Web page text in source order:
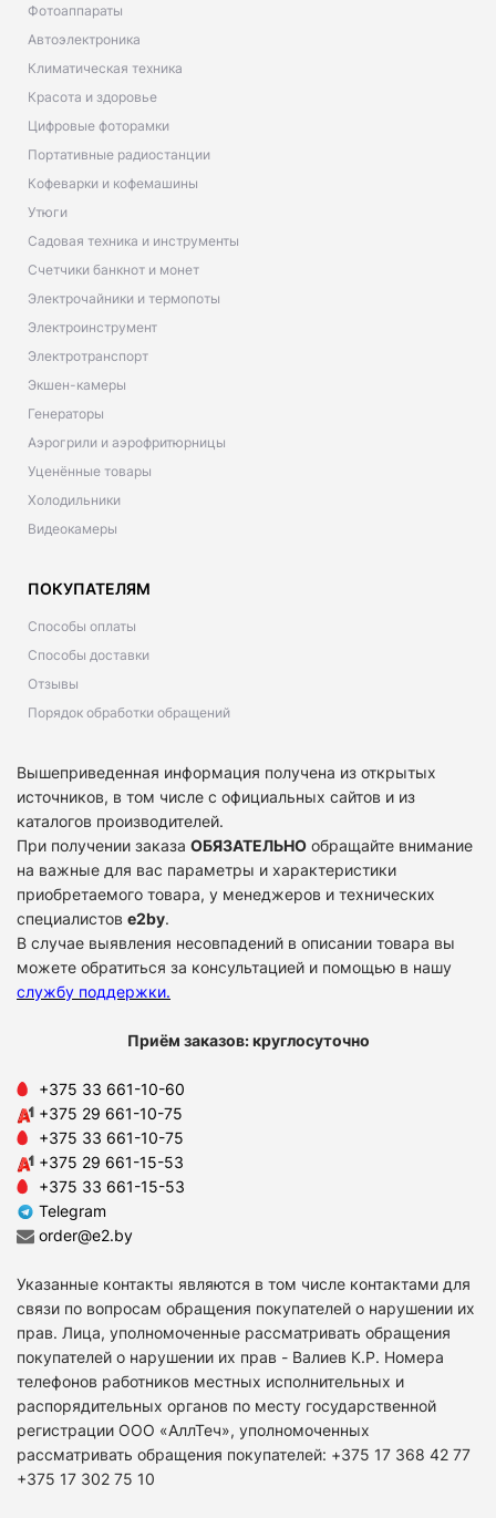
Фотоаппараты
Автоэлектроника
Климатическая техника
Красота и здоровье
Цифровые фоторамки
Портативные радиостанции
Кофеварки и кофемашины
Утюги
Садовая техника и инструменты
Счетчики банкнот и монет
Электрочайники и термопоты
Электроинструмент
Электротранспорт
Экшен-камеры
Генераторы
Аэрогрили и аэрофритюрницы
Уценённые товары
Холодильники
Видеокамеры
ПОКУПАТЕЛЯМ
Способы оплаты
Способы доставки
Отзывы
Порядок обработки обращений
Вышеприведенная информация получена из открытых
источников, в том числе с официальных сайтов и из
каталогов производителей.
При получении заказа ОБЯЗАТЕЛЬНО обращайте внимание
на важные для вас параметры и характеристики
приобретаемого товара, у менеджеров и технических
специалистов e2by.
В случае выявления несовпадений в описании товара вы
можете обратиться за консультацией и помощью в нашу
службу поддержки.
Приём заказов: круглосуточно
+375 33 661-10-60
+375 29 661-10-75
+375 33 661-10-75
+375 29 661-15-53
+375 33 661-15-53
Telegram
order@e2.by
Указанные контакты являются в том числе контактами для
связи по вопросам обращения покупателей о нарушении их
прав. Лица, уполномоченные рассматривать обращения
покупателей о нарушении их прав - Валиев К.Р. Номера
телефонов работников местных исполнительных и
распорядительных органов по месту государственной
регистрации ООО «АллТеч», уполномоченных
рассматривать обращения покупателей: +375 17 368 42 77
+375 17 302 75 10